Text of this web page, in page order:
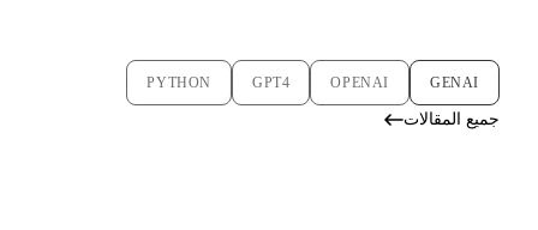
GENAI
OPENAI
GPT4
PYTHON
جميع المقالات